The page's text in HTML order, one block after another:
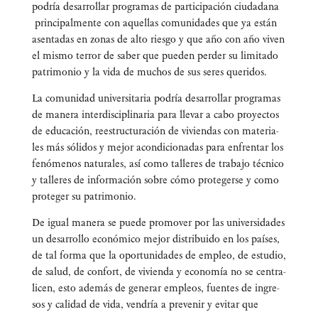
podría desa­rro­llar pro­gra­mas de par­ti­ci­pa­ción ciu­da­da­na
prin­ci­pal­men­te con aque­llas comu­ni­da­des que ya están
asen­ta­das en zonas de alto ries­go y que año con año viven
el mis­mo terror de saber que pue­den per­der su limi­ta­do
patri­mo­nio y la vida de muchos de sus seres queridos.
La comu­ni­dad uni­ver­si­ta­ria podría desa­rro­llar pro­gra­mas
de mane­ra inter­dis­ci­pli­na­ria para lle­var a cabo pro­yec­tos
de edu­ca­ción, rees­truc­tu­ra­ción de vivien­das con mate­ria­
les más sóli­dos y mejor acon­di­cio­na­das para enfren­tar los
fenó­me­nos natu­ra­les, así como talle­res de tra­ba­jo téc­ni­co
y talle­res de infor­ma­ción sobre cómo pro­te­ger­se y como
pro­te­ger su patrimonio.
De igual mane­ra se pue­de pro­mo­ver por las uni­ver­si­da­des
un desa­rro­llo eco­nó­mi­co mejor dis­tri­bui­do en los paí­ses,
de tal for­ma que la opor­tu­ni­da­des de empleo, de estu­dio,
de salud, de con­fort, de vivien­da y eco­no­mía no se cen­tra­
li­cen, esto ade­más de gene­rar empleos, fuen­tes de ingre­
sos y cali­dad de vida, ven­dría a pre­ve­nir y evi­tar que